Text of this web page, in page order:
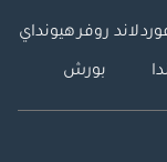
لاند روفرهيونداي
بورش